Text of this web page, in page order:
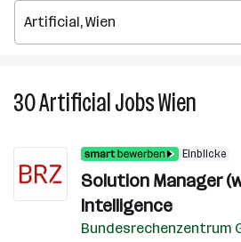
30ArtificialJobsWien
in
Wien
Einblicke
Solution Manager
Intelligence
Bundesrechenzentrum